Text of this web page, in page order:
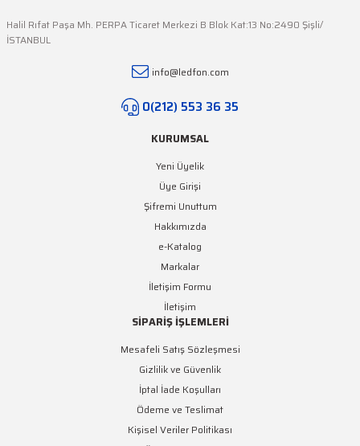
Halil Rıfat Paşa Mh. PERPA Ticaret Merkezi B Blok Kat:13 No:2490 Şişli/
İSTANBUL
info@ledfon.com
0(212) 553 36 35
KURUMSAL
Yeni Üyelik
Üye Girişi
Şifremi Unuttum
Hakkımızda
e-Katalog
Markalar
İletişim Formu
İletişim
SİPARİŞ İŞLEMLERİ
Mesafeli Satış Sözleşmesi
Gizlilik ve Güvenlik
İptal İade Koşulları
Ödeme ve Teslimat
Kişisel Veriler Politikası